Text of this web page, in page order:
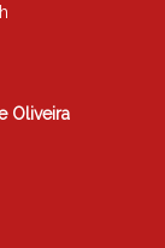
Oliveira